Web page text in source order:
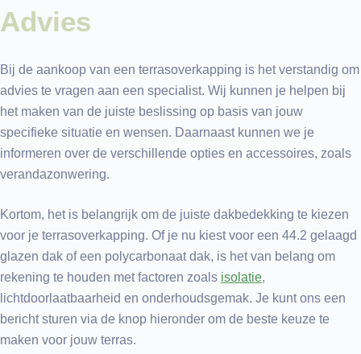
Advies
Bij de aankoop van een terrasoverkapping is het verstandig om
advies te vragen aan een specialist. Wij kunnen je helpen bij
het maken van de juiste beslissing op basis van jouw
specifieke situatie en wensen. Daarnaast kunnen we je
informeren over de verschillende opties en accessoires, zoals
verandazonwering.
Kortom, het is belangrijk om de juiste dakbedekking te kiezen
voor je terrasoverkapping. Of je nu kiest voor een 44.2 gelaagd
glazen dak of een polycarbonaat dak, is het van belang om
rekening te houden met factoren zoals isolatie,
lichtdoorlaatbaarheid en onderhoudsgemak. Je kunt ons een
bericht sturen via de knop hieronder om de beste keuze te
maken voor jouw terras.